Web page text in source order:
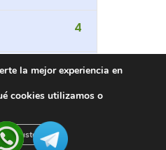
4
5
la mejor experiencia en
cookies utilizamos o
Ajustes